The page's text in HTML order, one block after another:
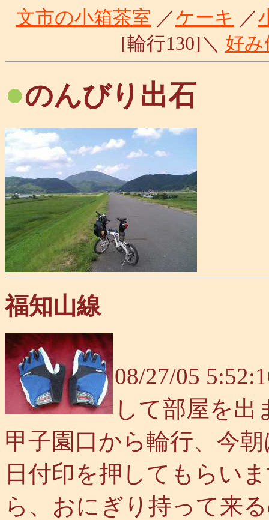
文市の小箱茶室 ／ケーキ ／
[輪行130]＼ 好み
●のんびり出石
福知山線
08/27/05
して部屋を出
甲子園口から輪行、今
日付印を押してもらい
ら、おにぎり持って来